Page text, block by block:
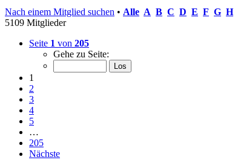
Nach einem Mitglied suchen • Alle A B C D E F G H
5109 Mitglieder
Seite 1 von 205
Gehe zu Seite:
1
2
3
4
5
…
205
Nächste